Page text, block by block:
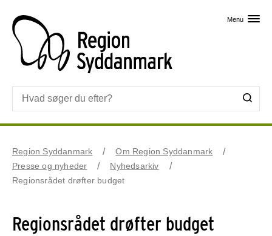
Menu
Region Syddanmark
Om Region Syddanmark
Presse og nyheder
Nyhedsarkiv
Regionsrådet drøfter budget
Regionsrådet drøfter budget